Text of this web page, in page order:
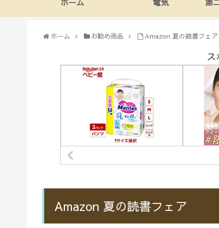
ホーム お勧め商品 Amazon 夏の読書フェア
ス
Amazon 夏の読書フェア